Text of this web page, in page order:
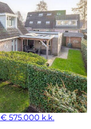
€ 575.000 k.k.